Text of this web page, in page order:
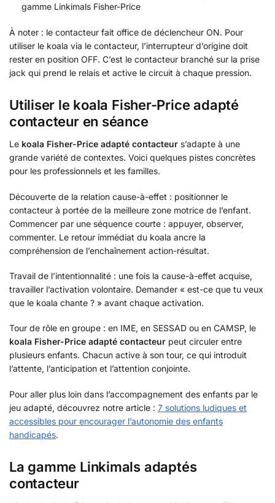
gamme Linkimals Fisher-Price
À noter : le contacteur fait office de déclencheur ON. Pour
utiliser le koala via le contacteur, l’interrupteur d’origine doit
rester en position OFF. C’est le contacteur branché sur la prise
jack qui prend le relais et active le circuit à chaque pression.
Utiliser le koala Fisher-Price adapté
contacteur en séance
Le koala Fisher-Price adapté contacteur s’adapte à une
grande variété de contextes. Voici quelques pistes concrètes
pour les professionnels et les familles.
Découverte de la relation cause-à-effet : positionner le
contacteur à portée de la meilleure zone motrice de l’enfant.
Commencer par une séquence courte : appuyer, observer,
commenter. Le retour immédiat du koala ancre la
compréhension de l’enchaînement action-résultat.
Travail de l’intentionnalité : une fois la cause-à-effet acquise,
travailler l’activation volontaire. Demander « est-ce que tu veux
que le koala chante ? » avant chaque activation.
Tour de rôle en groupe : en IME, en SESSAD ou en CAMSP, le
koala Fisher-Price adapté contacteur peut circuler entre
plusieurs enfants. Chacun active à son tour, ce qui introduit
l’attente, l’anticipation et l’attention conjointe.
Pour aller plus loin dans l’accompagnement des enfants par le
jeu adapté, découvrez notre article : 7 solutions ludiques et
accessibles pour encourager l’autonomie des enfants
handicapés.
La gamme Linkimals adaptés
contacteur